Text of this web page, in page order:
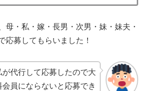
母・私・嫁・長男・次男・妹・妹夫・
応募してもらいました！
代行して応募したので大
員にならないと応募でき